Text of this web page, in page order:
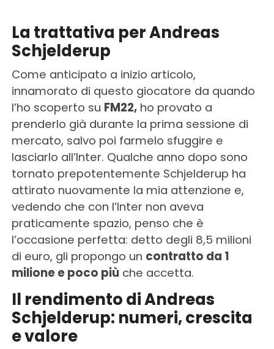
La trattativa per Andreas
Schjelderup
Come anticipato a inizio articolo,
innamorato di questo giocatore da quando
l’ho scoperto su FM22,ho provato a
prenderlo già durante la prima sessione di
mercato, salvo poi farmelo sfuggire e
lasciarlo all’Inter. Qualche anno dopo sono
tornato prepotentemente Schjelderup ha
attirato nuovamente la mia attenzione e,
vedendo che con l’Inter non aveva
praticamente spazio, penso che è
l’occasione perfetta: detto degli 8,5 milioni
di euro, gli propongo un contratto da 1
milione e poco piùche accetta.
Il rendimento di Andreas
Schjelderup: numeri, crescita
e valore